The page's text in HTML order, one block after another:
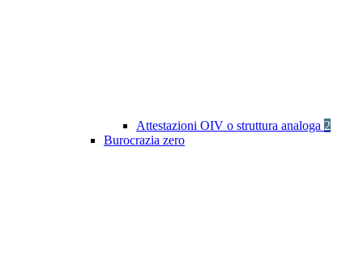
Attestazioni OIV o struttura analoga 2
Burocrazia zero